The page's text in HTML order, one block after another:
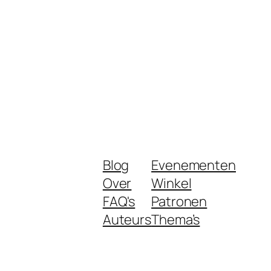
Blog
Over
FAQ's
Auteurs
Evenementen
Winkel
Patronen
Thema’s